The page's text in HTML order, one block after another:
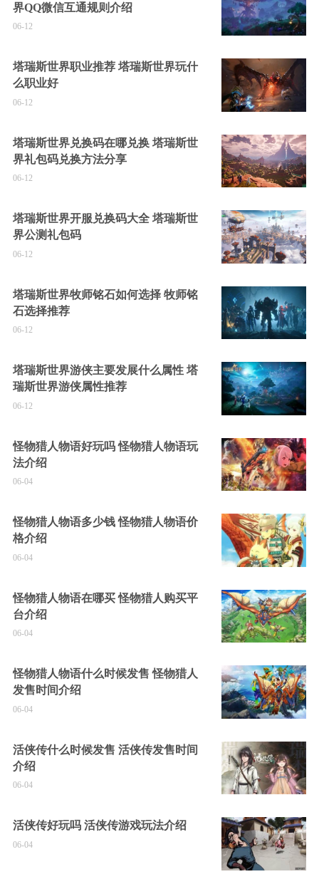
界QQ微信互通规则介绍
06-12
塔瑞斯世界职业推荐 塔瑞斯世界玩什
么职业好
06-12
塔瑞斯世界兑换码在哪兑换 塔瑞斯世
界礼包码兑换方法分享
06-12
塔瑞斯世界开服兑换码大全 塔瑞斯世
界公测礼包码
06-12
塔瑞斯世界牧师铭石如何选择 牧师铭
石选择推荐
06-12
塔瑞斯世界游侠主要发展什么属性 塔
瑞斯世界游侠属性推荐
06-12
怪物猎人物语好玩吗 怪物猎人物语玩
法介绍
06-04
怪物猎人物语多少钱 怪物猎人物语价
格介绍
06-04
怪物猎人物语在哪买 怪物猎人购买平
台介绍
06-04
怪物猎人物语什么时候发售 怪物猎人
发售时间介绍
06-04
活侠传什么时候发售 活侠传发售时间
介绍
06-04
活侠传好玩吗 活侠传游戏玩法介绍
06-04